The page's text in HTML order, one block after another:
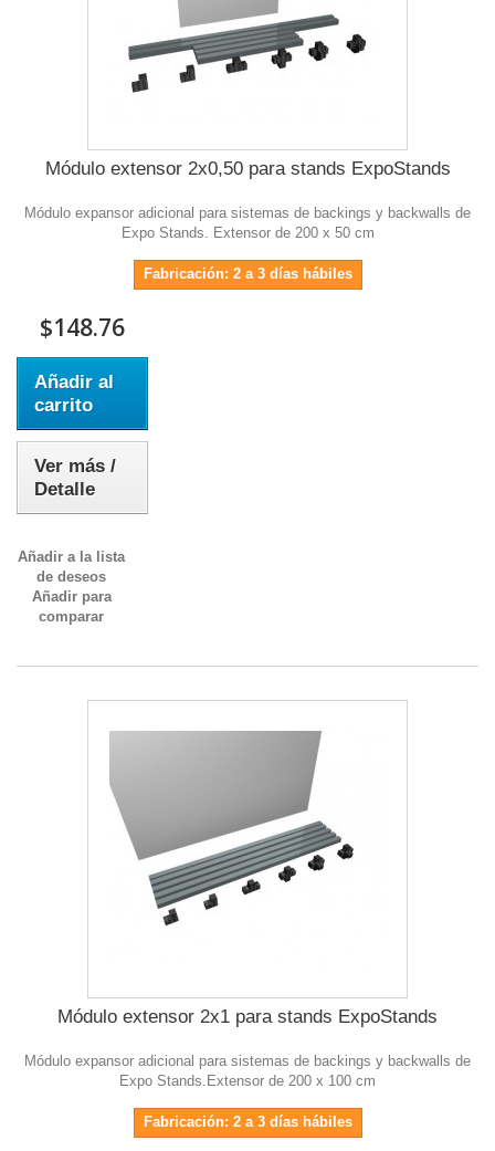
Módulo extensor 2x0,50 para stands ExpoStands
Módulo expansor adicional para sistemas de backings y backwalls de
Expo Stands. Extensor de 200 x 50 cm
Fabricación: 2 a 3 días hábiles
$148.76
Añadir al
carrito
Ver más /
Detalle
Añadir a la lista
de deseos
Añadir para
comparar
Módulo extensor 2x1 para stands ExpoStands
Módulo expansor adicional para sistemas de backings y backwalls de
Expo Stands.Extensor de 200 x 100 cm
Fabricación: 2 a 3 días hábiles